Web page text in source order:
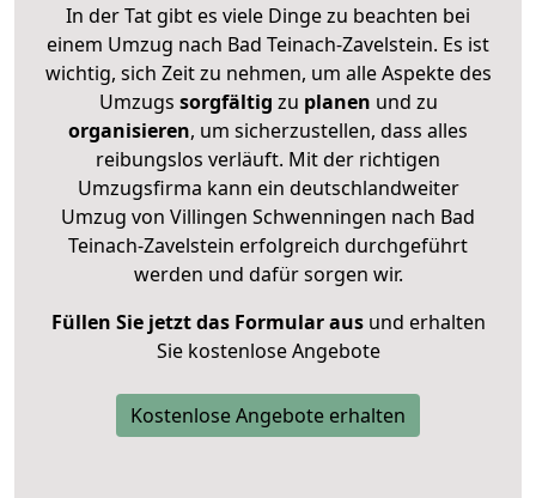
In der Tat gibt es viele Dinge zu beachten bei
einem Umzug nach Bad Teinach-Zavelstein. Es ist
wichtig, sich Zeit zu nehmen, um alle Aspekte des
Umzugs sorgfältig zu planen und zu
organisieren, um sicherzustellen, dass alles
reibungslos verläuft. Mit der richtigen
Umzugsfirma kann ein deutschlandweiter
Umzug von Villingen Schwenningen nach Bad
Teinach-Zavelstein erfolgreich durchgeführt
werden und dafür sorgen wir.
Füllen Sie jetzt das Formular ausund erhalten
Sie kostenlose Angebote
Kostenlose Angebote erhalten